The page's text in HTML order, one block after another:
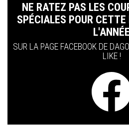
NE RATEZ PAS LES
SPÉCIALES POUR
L'ANNÉE
SUR LA PAGE FACEBOOK DE
LIKE !